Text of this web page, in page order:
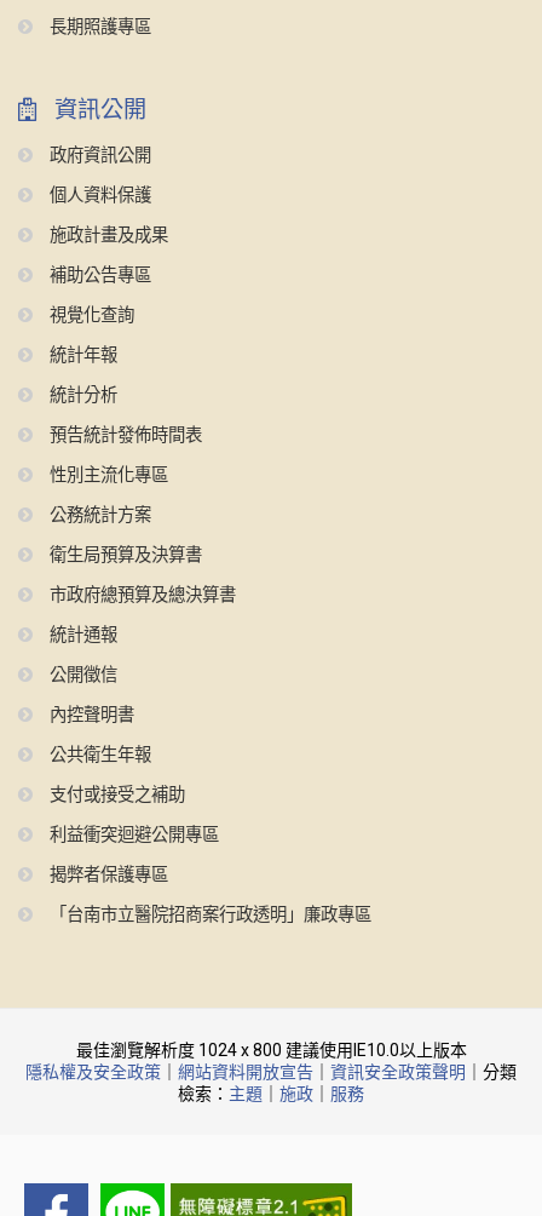
長期照護專區
資訊公開
政府資訊公開
個人資料保護
施政計畫及成果
補助公告專區
視覺化查詢
統計年報
統計分析
預告統計發佈時間表
性別主流化專區
公務統計方案
衛生局預算及決算書
市政府總預算及總決算書
統計通報
公開徵信
內控聲明書
公共衛生年報
支付或接受之補助
利益衝突迴避公開專區
揭弊者保護專區
「台南市立醫院招商案行政透明」廉政專區
最佳瀏覽解析度 1024 x 800 建議使用IE10.0以上版本
隱私權及安全政策
網站資料開放宣告 資訊安全政策聲明
｜分類
檢索： 主題 施政 服務